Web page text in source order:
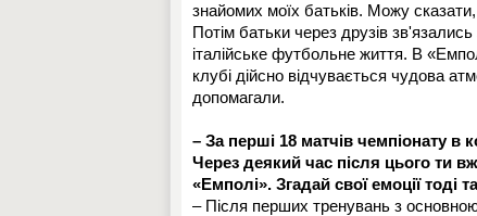
знайомих моїх батьків. Можу
Потім батьки через друзів
італійське футбольне життя. В
клубі дійсно відчувається чудова
допомагали.
– За перші 18 матчів чемпіонату в
Через деякий час після цього ти
«Емполі». Згадай свої емоції тоді
– Після перших тренувань з